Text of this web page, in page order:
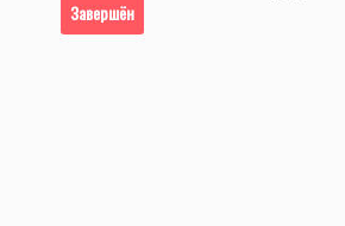
Завершён